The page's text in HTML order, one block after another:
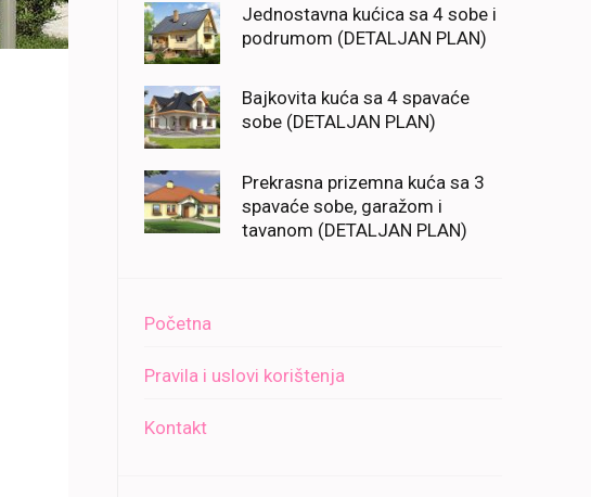
Jednostavna kućica sa 4 sobe i
podrumom (DETALJAN PLAN)
Bajkovita kuća sa 4 spavaće
sobe (DETALJAN PLAN)
Prekrasna prizemna kuća sa 3
spavaće sobe, garažom i
tavanom (DETALJAN PLAN)
Početna
Pravila i uslovi korištenja
Kontakt